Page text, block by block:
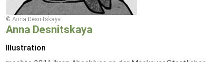
© Anna Desnitskaya
Anna Desnitskaya
Illustration